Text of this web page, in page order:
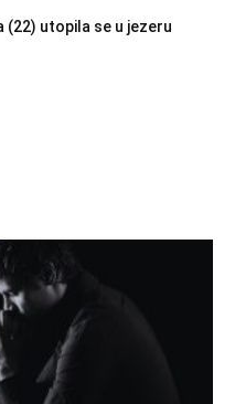
(22) utopila se u jezeru